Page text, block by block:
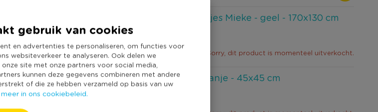
gebruik van cookies
en advertenties te personaliseren, om functies voor
websiteverkeer te analyseren. Ook delen we
site met onze partners voor social media,
kunnen deze gegevens combineren met andere
of die ze hebben verzameld op basis van uw
in ons cookiebeleid.
8
Plaid chenille met kwastjes Mieke - geel - 170x130 cm
19,99 Sorry, dit product is momenteel uitverkocht.
9
Kussen wave velvet - oranje - 45x45 cm